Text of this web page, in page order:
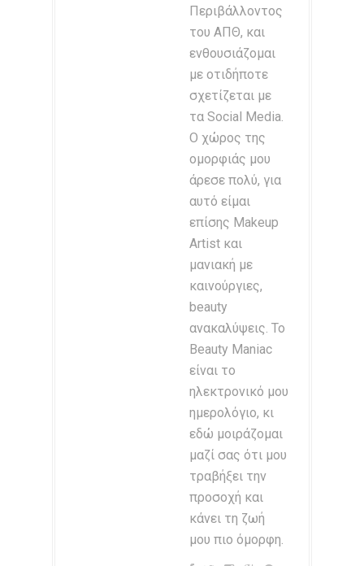
Περιβάλλοντος
του ΑΠΘ, και
ενθουσιάζομαι
με οτιδήποτε
σχετίζεται με
τα Social Media.
Ο χώρος της
ομορφιάς μου
άρεσε πολύ, για
αυτό είμαι
επίσης Makeup
Artist και
μανιακή με
καινούργιες,
beauty
ανακαλύψεις. Το
Beauty Maniac
είναι το
ηλεκτρονικό μου
ημερολόγιο, κι
εδώ μοιράζομαι
μαζί σας ότι μου
τραβήξει την
προσοχή και
κάνει τη ζωή
μου πιο όμορφη.